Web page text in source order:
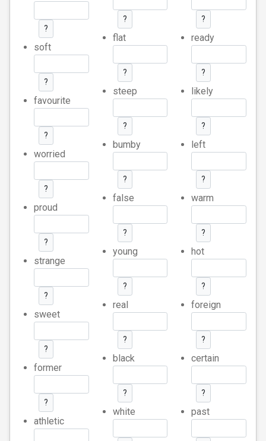
?
soft
?
favourite
?
worried
?
proud
?
strange
?
sweet
?
former
?
athletic
?
flat
?
steep
?
bumby
?
false
?
young
?
real
?
black
?
white
?
ready
?
likely
?
left
?
warm
?
hot
?
foreign
?
certain
?
past